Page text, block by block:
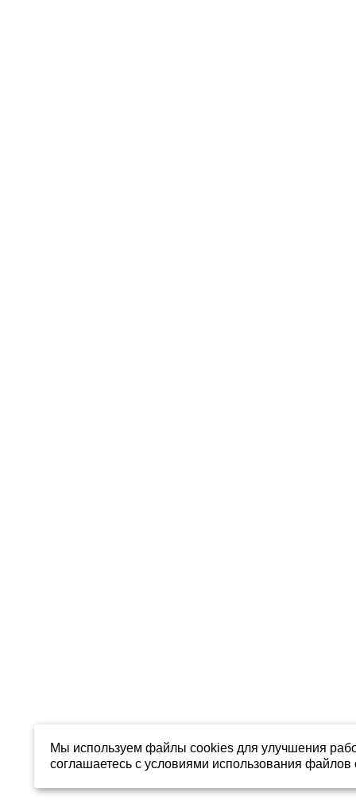
Мы используем файлы cookies для улучшения
соглашаетесь с условиями использования файлов